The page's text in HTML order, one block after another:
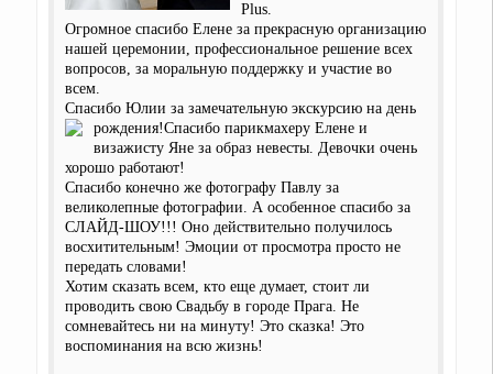
Plus.
Огромное спасибо Елене за прекрасную организацию
нашей церемонии, профессиональное решение всех
вопросов, за моральную поддержку и участие во
всем.
Спасибо Юлии за замечательную экскурсию на день
рождения!Спасибо парикмахеру Елене и
визажисту Яне за образ невесты. Девочки очень
хорошо работают!
Спасибо конечно же фотографу Павлу за
великолепные фотографии. А особенное спасибо за
СЛАЙД-ШОУ!!! Оно действительно получилось
восхитительным! Эмоции от просмотра просто не
передать словами!
Хотим сказать всем, кто еще думает, стоит ли
проводить свою Свадьбу в городе Прага. Не
сомневайтесь ни на минуту! Это сказка! Это
воспоминания на всю жизнь!